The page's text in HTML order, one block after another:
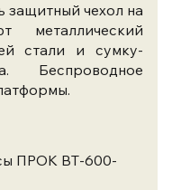
защитный чехол на
металлический
стали и сумку-
. Беспроводное
ПРОК ВТ-600-